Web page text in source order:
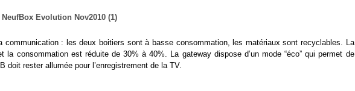
: les deux boitiers sont à basse consommation, les matériaux sont recyclables. La
consommation est réduite de 30% à 40%. La gateway dispose d’un mode “éco” qui permet de
rester allumée pour l’enregistrement de la TV.